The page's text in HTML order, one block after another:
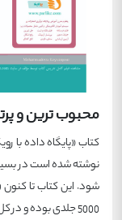
محبوب ترین و
کتاب «پایگاه داده با
نوشته شده است در